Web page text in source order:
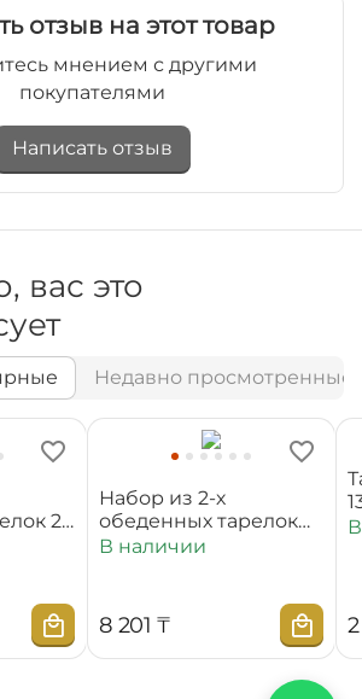
отзыв на этот товар
мнением с другими
покупателями
Написать отзыв
вас это
Недавно просмотренные
20
6C
Набор из 2-х
обеденных тарелок
25,5 см
В наличии
8 201 ₸